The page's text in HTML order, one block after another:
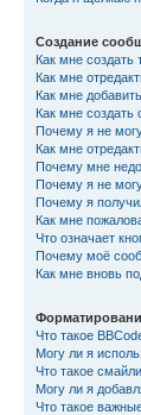
Создание
Как мне
Как мне
Как мне
Как мне создать
Почему я не
Как мне
Почему мне
Почему я не
Почему я
Как мне
Что означает
Почему моё
Как мне вновь
Что такое
Могу ли я
Что такое
Могу ли я
Что такое